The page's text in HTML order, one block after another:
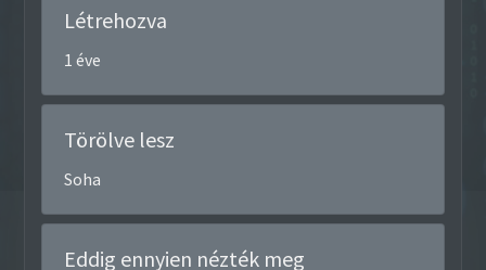
Létrehozva
1 éve
Törölve lesz
Soha
Eddig ennyien nézték meg